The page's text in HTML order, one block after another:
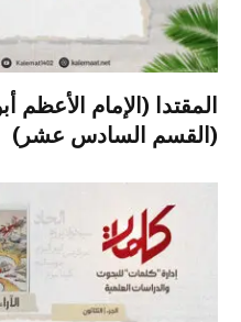
المقتدا (الإمام الأعظم
(القسم السادس عشر)